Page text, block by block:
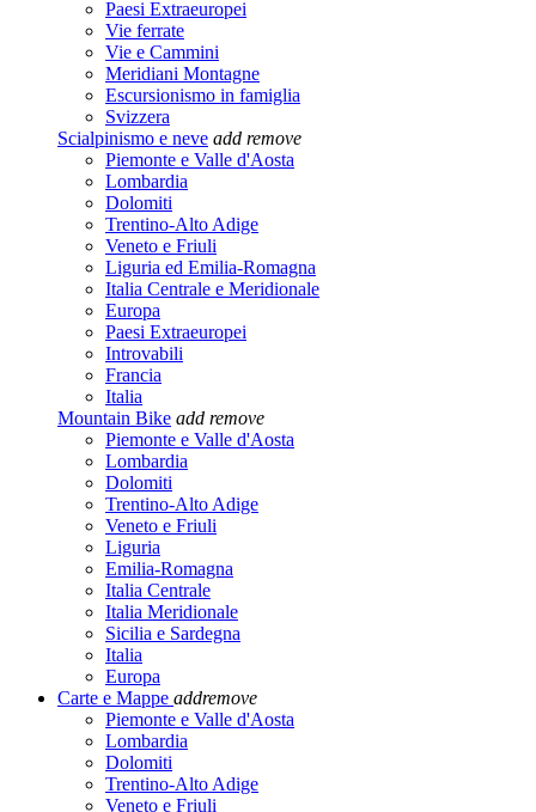
Paesi Extraeuropei
Vie ferrate
Vie e Cammini
Meridiani Montagne
Escursionismo in famiglia
Svizzera
Scialpinismo e neve add remove
Piemonte e Valle d'Aosta
Lombardia
Dolomiti
Trentino-Alto Adige
Veneto e Friuli
Liguria ed Emilia-Romagna
Italia Centrale e Meridionale
Europa
Paesi Extraeuropei
Introvabili
Francia
Italia
Mountain Bike add remove
Piemonte e Valle d'Aosta
Lombardia
Dolomiti
Trentino-Alto Adige
Veneto e Friuli
Liguria
Emilia-Romagna
Italia Centrale
Italia Meridionale
Sicilia e Sardegna
Italia
Europa
Carte e Mappe addremove
Piemonte e Valle d'Aosta
Lombardia
Dolomiti
Trentino-Alto Adige
Veneto e Friuli